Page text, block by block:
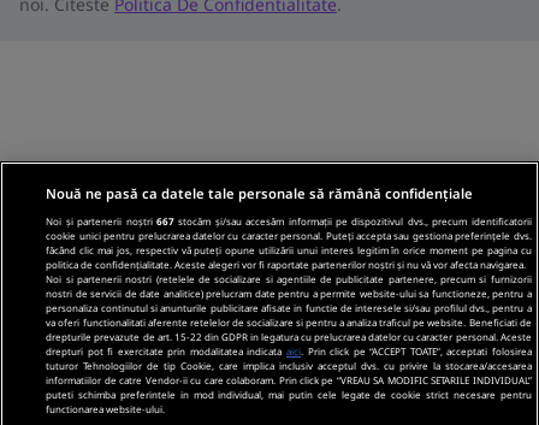
Nouă ne pasă ca datele tale personale să rămână confidențiale
Noi și partenerii noștri667 stocăm și/sau accesăm informații pe dispozitivul dvs., precum identificatorii
cookie unici pentru prelucrarea datelor cu caracter personal. Puteți accepta sau gestiona preferințele dvs.
făcând clic mai jos, respectiv vă puteți opune utilizării unui interes legitim în orice moment pe pagina cu
politica de confidențialitate. Aceste alegeri vor fi raportate partenerilor noștri și nu vă vor afecta navigarea.
Noi si partenerii nostri (retelele de socializare si agentiile de publicitate partenere, precum si furnizorii
nostri de servicii de date analitice) prelucram date pentru a permite website-ului sa functioneze, pentru a
personaliza continutul si anunturile publicitare afisate in functie de interesele si/sau profilul dvs., pentru a
va oferi functionalitati aferente retelelor de socializare si pentru a analiza traficul pe website. Beneficiati de
drepturile prevazute de art. 15-22 din GDPR in legatura cu prelucrarea datelor cu caracter personal. Aceste
drepturi pot fi exercitate prin modalitatea indicata aici . Prin click pe “ACCEPT TOATE”, acceptati folosirea
tuturor Tehnologiilor de tip Cookie, care implica inclusiv acceptul dvs. cu privire la stocarea/accesarea
informatiilor de catre Vendor-ii cu care colaboram. Prin click pe “VREAU SA MODIFIC SETARILE INDIVIDUAL”
puteti schimba preferintele in mod individual, mai putin cele legate de cookie strict necesare pentru
functionarea website-ului.